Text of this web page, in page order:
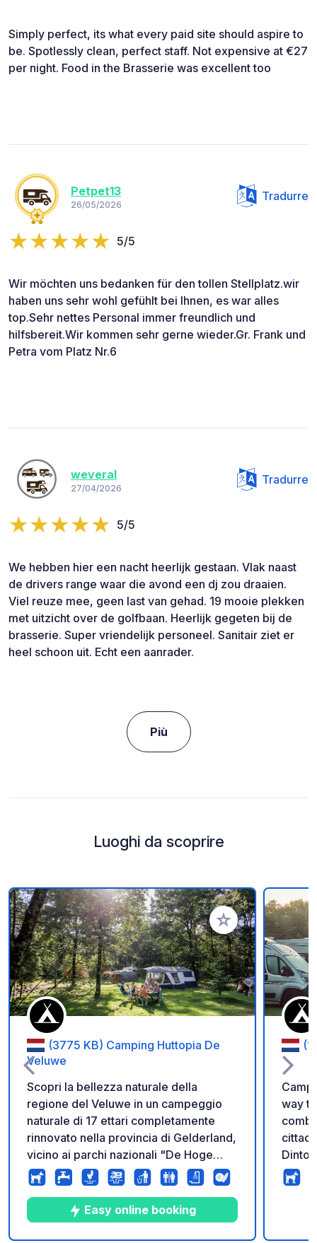
Simply perfect, its what every paid site should aspire to
be. Spotlessly clean, perfect staff. Not expensive at €27
per night. Food in the Brasserie was excellent too
Petpet13
26/05/2026
Tradurre
5/5
Wir möchten uns bedanken für den tollen Stellplatz.wir
haben uns sehr wohl gefühlt bei Ihnen, es war alles
top.Sehr nettes Personal immer freundlich und
hilfsbereit.Wir kommen sehr gerne wieder.Gr. Frank und
Petra vom Platz Nr.6
weveral
27/04/2026
Tradurre
5/5
We hebben hier een nacht heerlijk gestaan. Vlak naast
de drivers range waar die avond een dj zou draaien.
Viel reuze mee, geen last van gehad. 19 mooie plekken
met uitzicht over de golfbaan. Heerlijk gegeten bij de
brasserie. Super vriendelijk personeel. Sanitair ziet er
heel schoon uit. Echt een aanrader.
Più
Luoghi da scoprire
Aggiungi ai tuoi
(3775 KB) Camping Huttopia De
Veluwe
Scopri la bellezza naturale della
regione del Veluwe in un campeggio
naturale di 17 ettari completamente
rinnovato nella provincia di Gelderland,
vicino ai parchi nazionali "De Hoge
Veluwe" e "Veluwezoom". Godetevi
l'ampio e accogliente "Centre de Vie"
di 200 m² e le nuove sistemazioni
"Ready-to-Camp" completamente
attrezzate. Sono disponibili diverse
Easy online booking
way to stay!
fuori
vicino